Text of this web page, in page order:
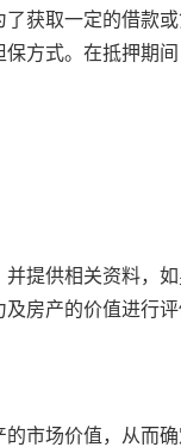
获取一定的借款
方式。在抵押期
提供相关资料，
房产的价值进行评
市场价值，从而